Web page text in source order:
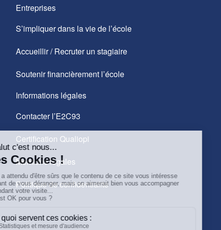
Entreprises
S’impliquer dans la vie de l’école
Accueillir / Recruter un stagiaire
Soutenir financièrement l’école
Informations légales
Contacter l’E2C93
Certification Qualiopi
Mentions légales
Politique de confidentialité